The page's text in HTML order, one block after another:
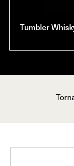
Tumbler